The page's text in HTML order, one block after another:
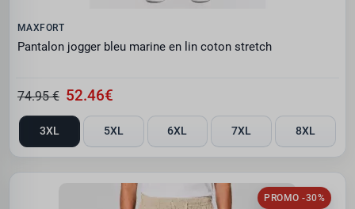
MAXFORT
Pantalon jogger bleu marine en lin coton stretch
74.95 € 52.46€
3XL 5XL 6XL 7XL 8XL
PROMO -30%